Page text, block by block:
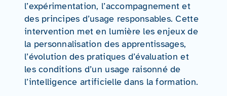
l’expérimentation, l’accompagnement et
des principes d’usage responsables. Cette
intervention met en lumière les enjeux de
la personnalisation des apprentissages,
l’évolution des pratiques d’évaluation et
les conditions d’un usage raisonné de
l’intelligence artificielle dans la formation.